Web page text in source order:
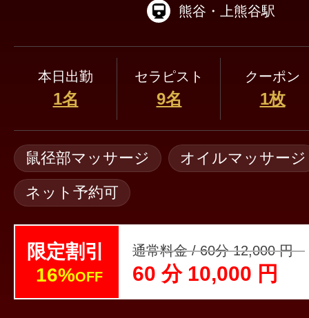
熊谷・上熊谷駅
本日出勤
1名
セラピスト
9名
クーポン
1枚
鼠径部マッサージ
オイルマッサージ
ネット予約可
限定割引
16%OFF
通常料金 / 60分 12,000 円
60 分 10,000 円